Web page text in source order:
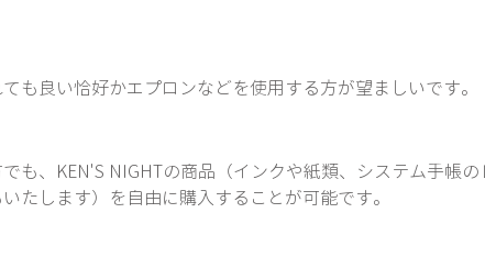
も良い恰好かエプロンなどを使用する方が望ましいです。
も、KEN'S NIGHTの商品（インクや紙類、システム手帳
たします）を自由に購入することが可能です。